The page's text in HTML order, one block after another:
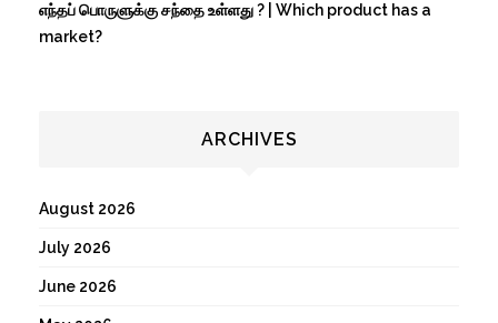
எந்தப் பொருளுக்கு சந்தை உள்ளது ? | Which product has a
market?
ARCHIVES
August 2026
July 2026
June 2026